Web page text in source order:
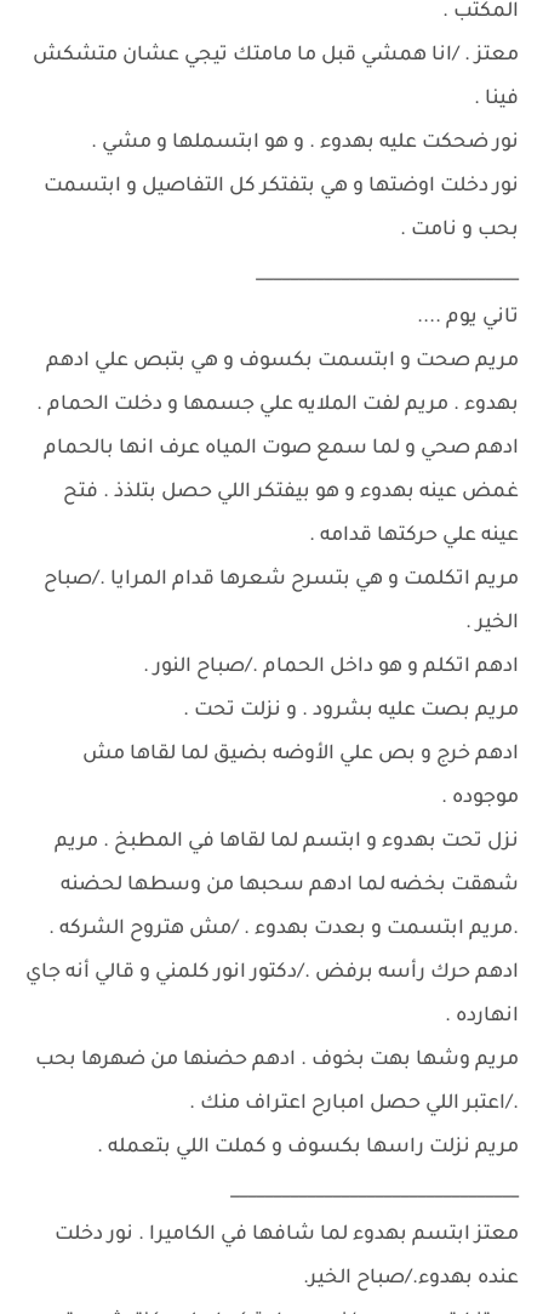
المكتب .
معتز . /انا همشي قبل ما مامتك تيجي عشان متشكش
فينا .
نور ضحكت عليه بهدوء . و هو ابتسملها و مشي .
نور دخلت اوضتها و هي بتفتكر كل التفاصيل و ابتسمت
بحب و نامت .
_______________________________
تاني يوم ....
مريم صحت و ابتسمت بكسوف و هي بتبص علي ادهم
بهدوء . مريم لفت الملايه علي جسمها و دخلت الحمام .
ادهم صحي و لما سمع صوت المياه عرف انها بالحمام
غمض عينه بهدوء و هو بيفتكر اللي حصل بتلذذ . فتح
عينه علي حركتها قدامه .
مريم اتكلمت و هي بتسرح شعرها قدام المرايا ./صباح
الخير .
ادهم اتكلم و هو داخل الحمام ./صباح النور .
مريم بصت عليه بشرود . و نزلت تحت .
ادهم خرج و بص علي الأوضه بضيق لما لقاها مش
موجوده .
نزل تحت بهدوء و ابتسم لما لقاها في المطبخ . مريم
شهقت بخضه لما ادهم سحبها من وسطها لحضنه
.مريم ابتسمت و بعدت بهدوء . /مش هتروح الشركه .
ادهم حرك رأسه برفض ./دكتور انور كلمني و قالي أنه جاي
انهارده .
مريم وشها بهت بخوف . ادهم حضنها من ضهرها بحب
./اعتبر اللي حصل امبارح اعتراف منك .
مريم نزلت راسها بكسوف و كملت اللي بتعمله .
__________________________________
معتز ابتسم بهدوء لما شافها في الكاميرا . نور دخلت
عنده بهدوء./صباح الخير.